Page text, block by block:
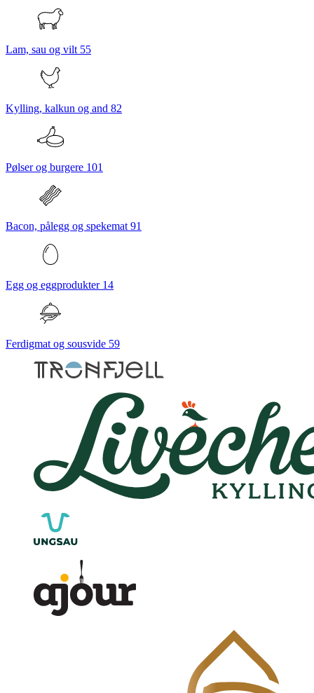
Lam, sau og vilt 55
Kylling, kalkun og and 82
Pølser og burgere 101
Bacon, pålegg og spekemat 91
Egg og eggprodukter 14
Ferdigmat og sousvide 59